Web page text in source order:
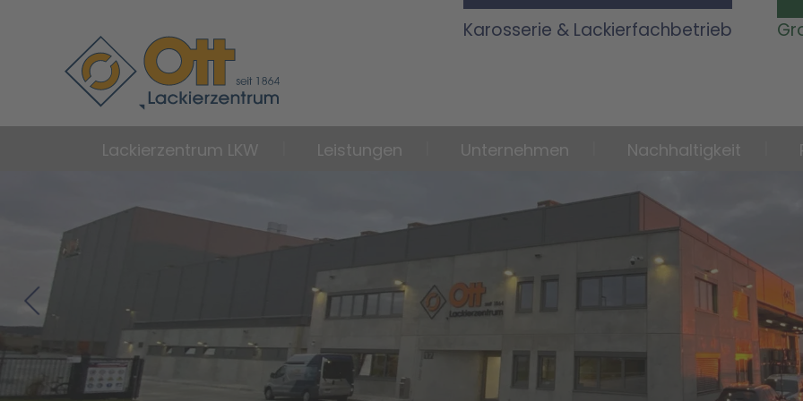
Karosserie & Lackierfachbetrieb
Lackierzentrum LKW Leistungen Unternehmen Nachhaltigkeit